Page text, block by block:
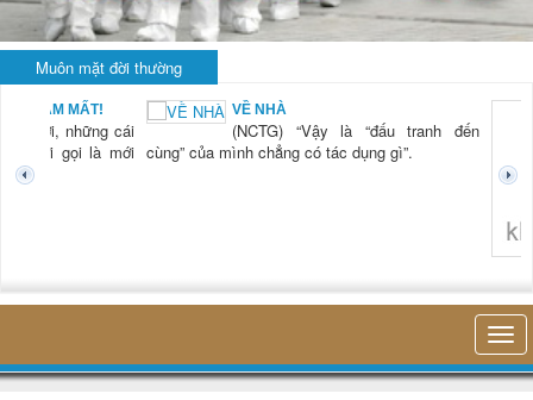
Muôn mặt đời thường
NAM MẤT!
“Xời, những cái
mới gọi là mới
VỀ NHÀ
(NCTG) “Vậy là “đấu tranh đến
cùng” của mình chẳng có tác dụng gì”.